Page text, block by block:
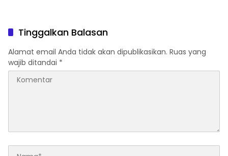
Tinggalkan Balasan
Alamat email Anda tidak akan dipublikasikan. Ruas yang
wajib ditandai *